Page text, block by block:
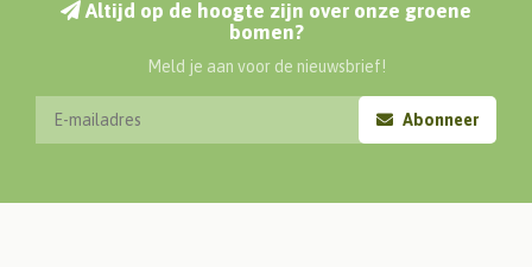
Altijd op de hoogte zijn over onze groene
bomen?
Meld je aan voor de nieuwsbrief!
Abonneer